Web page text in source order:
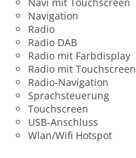
Navigation
Radio
Radio DAB
Radio mit Farbdisplay
Radio mit Touchscreen
Radio-Navigation
Sprachsteuerung
Touchscreen
USB-Anschluss
Wlan/Wifi Hotspot